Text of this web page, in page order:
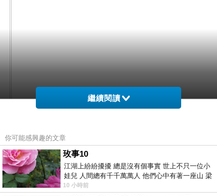
網購經驗10多年的我在想福利品 英國SKOOT拉風
旅行摩托車 (兩色任選)在網路上買應該會比較便
宜，
繼續閱讀
你可能感興趣的文章
玫事10
江湖上紛紛擾擾 總是沒有個事實 世上不只一位小
娃兒 人間總有千千萬萬人 他們心中有著一座山 梁
山佛山泰華衡恆嵩 一山之高
10 小時前